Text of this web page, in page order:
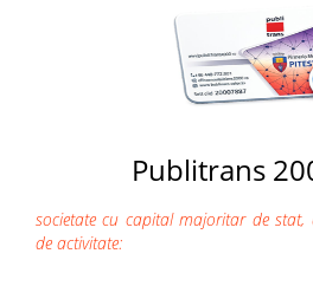
Publitrans
societate cu capital majoritar de
de activitate: